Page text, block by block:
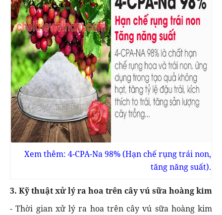
Xem thêm: 4-CPA-Na 98% (Hạn chế rụng trái non,
tăng năng suất).
3. Kỹ thuật xử lý ra hoa trên cây vú sữa hoàng kim
- Thời gian xử lý ra hoa trên cây vú sữa hoàng kim